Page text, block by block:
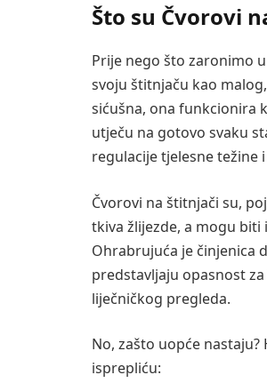
Što su Čvorovi
Prije nego što zaronimo
svoju štitnjaču kao
sićušna, ona funkcionira
utječu na gotovo svaku
regulacije tjelesne težine
Čvorovi na štitnjači su,
tkiva žlijezde, a mogu
Ohrabrujuća je činjenica
predstavljaju opasnost
liječničkog pregleda.
No, zašto uopće
isprepliću: